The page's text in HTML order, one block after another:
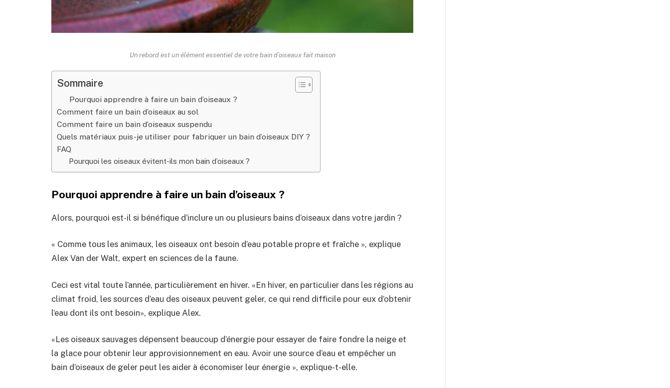
Un rebord est un élément essentiel de votre bain d’oiseaux fait maison
Sommaire
Pourquoi apprendre à faire un bain d’oiseaux ?
Comment faire un bain d’oiseaux au sol
Comment faire un bain d’oiseaux suspendu
Quels matériaux puis-je utiliser pour fabriquer un bain d’oiseaux DIY ?
FAQ
Pourquoi les oiseaux évitent-ils mon bain d’oiseaux ?
Pourquoi apprendre à faire un bain d’oiseaux ?
Alors, pourquoi est-il si bénéfique d’inclure un ou plusieurs bains d’oiseaux dans votre jardin ?
« Comme tous les animaux, les oiseaux ont besoin d’eau potable propre et fraîche », explique
Alex Van der Walt, expert en sciences de la faune.
Ceci est vital toute l’année, particulièrement en hiver. «En hiver, en particulier dans les régions au
climat froid, les sources d’eau des oiseaux peuvent geler, ce qui rend difficile pour eux d’obtenir
l’eau dont ils ont besoin», explique Alex.
«Les oiseaux sauvages dépensent beaucoup d’énergie pour essayer de faire fondre la neige et
la glace pour obtenir leur approvisionnement en eau. Avoir une source d’eau et empêcher un
bain d’oiseaux de geler peut les aider à économiser leur énergie », explique-t-elle.